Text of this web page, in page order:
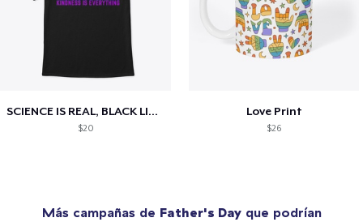
SCIENCE IS REAL, BLACK LIVES MATTER
$20
Love Print
$26
Más campañas de Father's Dayque podrían